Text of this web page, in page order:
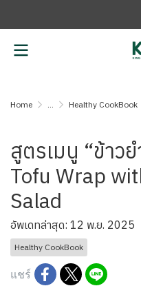
Home ... Healthy CookBook
สูตรเมนู “ข้าว
Tofu Wrap
Salad
อัพเดทล่าสุด: 12 พ.ย. 2025
Healthy CookBook
แชร์